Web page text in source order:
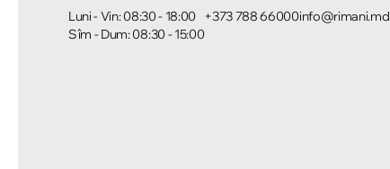
Luni - Vin: 08:30 - 18:00
Sîm - Dum: 08:30 - 15:00
+373 788 66000info@rimani.md